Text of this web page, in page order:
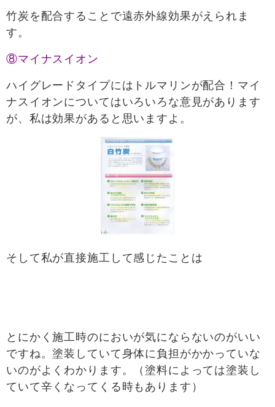
竹炭を配合することで遠赤外線効果がえられま
す。
⑧マイナスイオン
ハイグレードタイプにはトルマリンが配合！マイ
ナスイオンについてはいろいろな意見があります
が、私は効果があると思いますよ。
そして私が直接施工して感じたことは
とにかく施工時のにおいが気にならないのがいい
ですね。塗装していて身体に負担がかかっていな
いのがよくわかります。（塗料によっては塗装し
ていて辛くなってくる時もあります）